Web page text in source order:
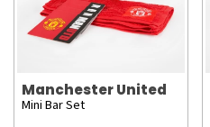
Manchester United
Mini Bar Set